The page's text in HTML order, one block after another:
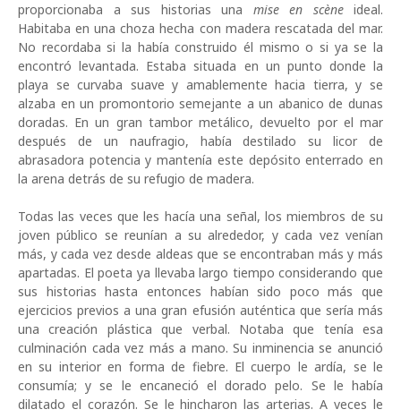
proporcionaba a sus historias una mise en scène ideal.
Habitaba en una choza hecha con madera rescatada del mar.
No recordaba si la había construido él mismo o si ya se la
encontró levantada. Estaba situada en un punto donde la
playa se curvaba suave y amablemente hacia tierra, y se
alzaba en un promontorio semejante a un abanico de dunas
doradas. En un gran tambor metálico, devuelto por el mar
después de un naufragio, había destilado su licor de
abrasadora potencia y mantenía este depósito enterrado en
la arena detrás de su refugio de madera.
Todas las veces que les hacía una señal, los miembros de su
joven público se reunían a su alrededor, y cada vez venían
más, y cada vez desde aldeas que se encontraban más y más
apartadas. El poeta ya llevaba largo tiempo considerando que
sus historias hasta entonces habían sido poco más que
ejercicios previos a una gran efusión auténtica que sería más
una creación plástica que verbal. Notaba que tenía esa
culminación cada vez más a mano. Su inminencia se anunció
en su interior en forma de fiebre. El cuerpo le ardía, se le
consumía; y se le encaneció el dorado pelo. Se le había
dilatado el corazón. Se le hincharon las arterias. A veces le